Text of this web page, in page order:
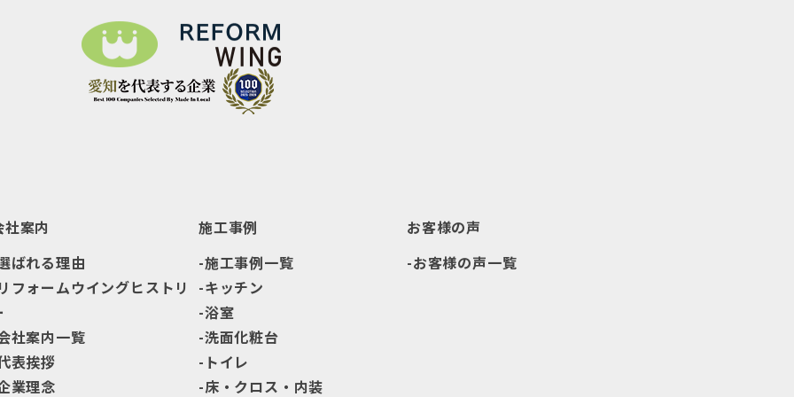
社案内
ばれる理由
フォームウイングヒストリ
社案内一覧
表挨拶
業理念
施工事例
施工事例一覧
キッチン
浴室
洗面化粧台
トイレ
床・クロス・内装
お客様の声
お客様の声一覧